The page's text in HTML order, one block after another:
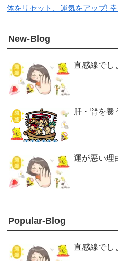
体をリセット、運気をアップ!
New-Blog
直感線でし
肝・腎を養
運が悪い理
Popular-Blog
直感線でし